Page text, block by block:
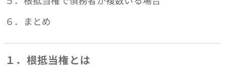
６．まとめ
１．根抵当権とは